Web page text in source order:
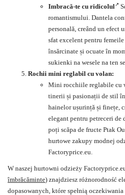
Imbracă-te cu ridicolul
romantismului. Dantela
personală, creând un efect
sfat excelent pentru
însărcinate și ocuate în
sukienki na wesele na ten
Rochii mini reglabil cu volan:
Mini rocchiile reglabile cu
tinerii și pasionații de stil
hainelor ușurință și finețe,
elegant pentru petreceri de
poți scăpa de fructe Ptak
hurtowe zakupy modnej
Factoryprice.eu.
W naszej hurtowni odzieży
îmbrăcăminte) znajdziesz różnorodność
dopasowanych, które spełnią